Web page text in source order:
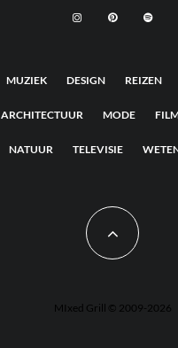
MUZIEK DESIGN REIZEN
ARCHITECTUUR MODE
NATUUR TELEVISIE
MIxed Grill © 2009-2026